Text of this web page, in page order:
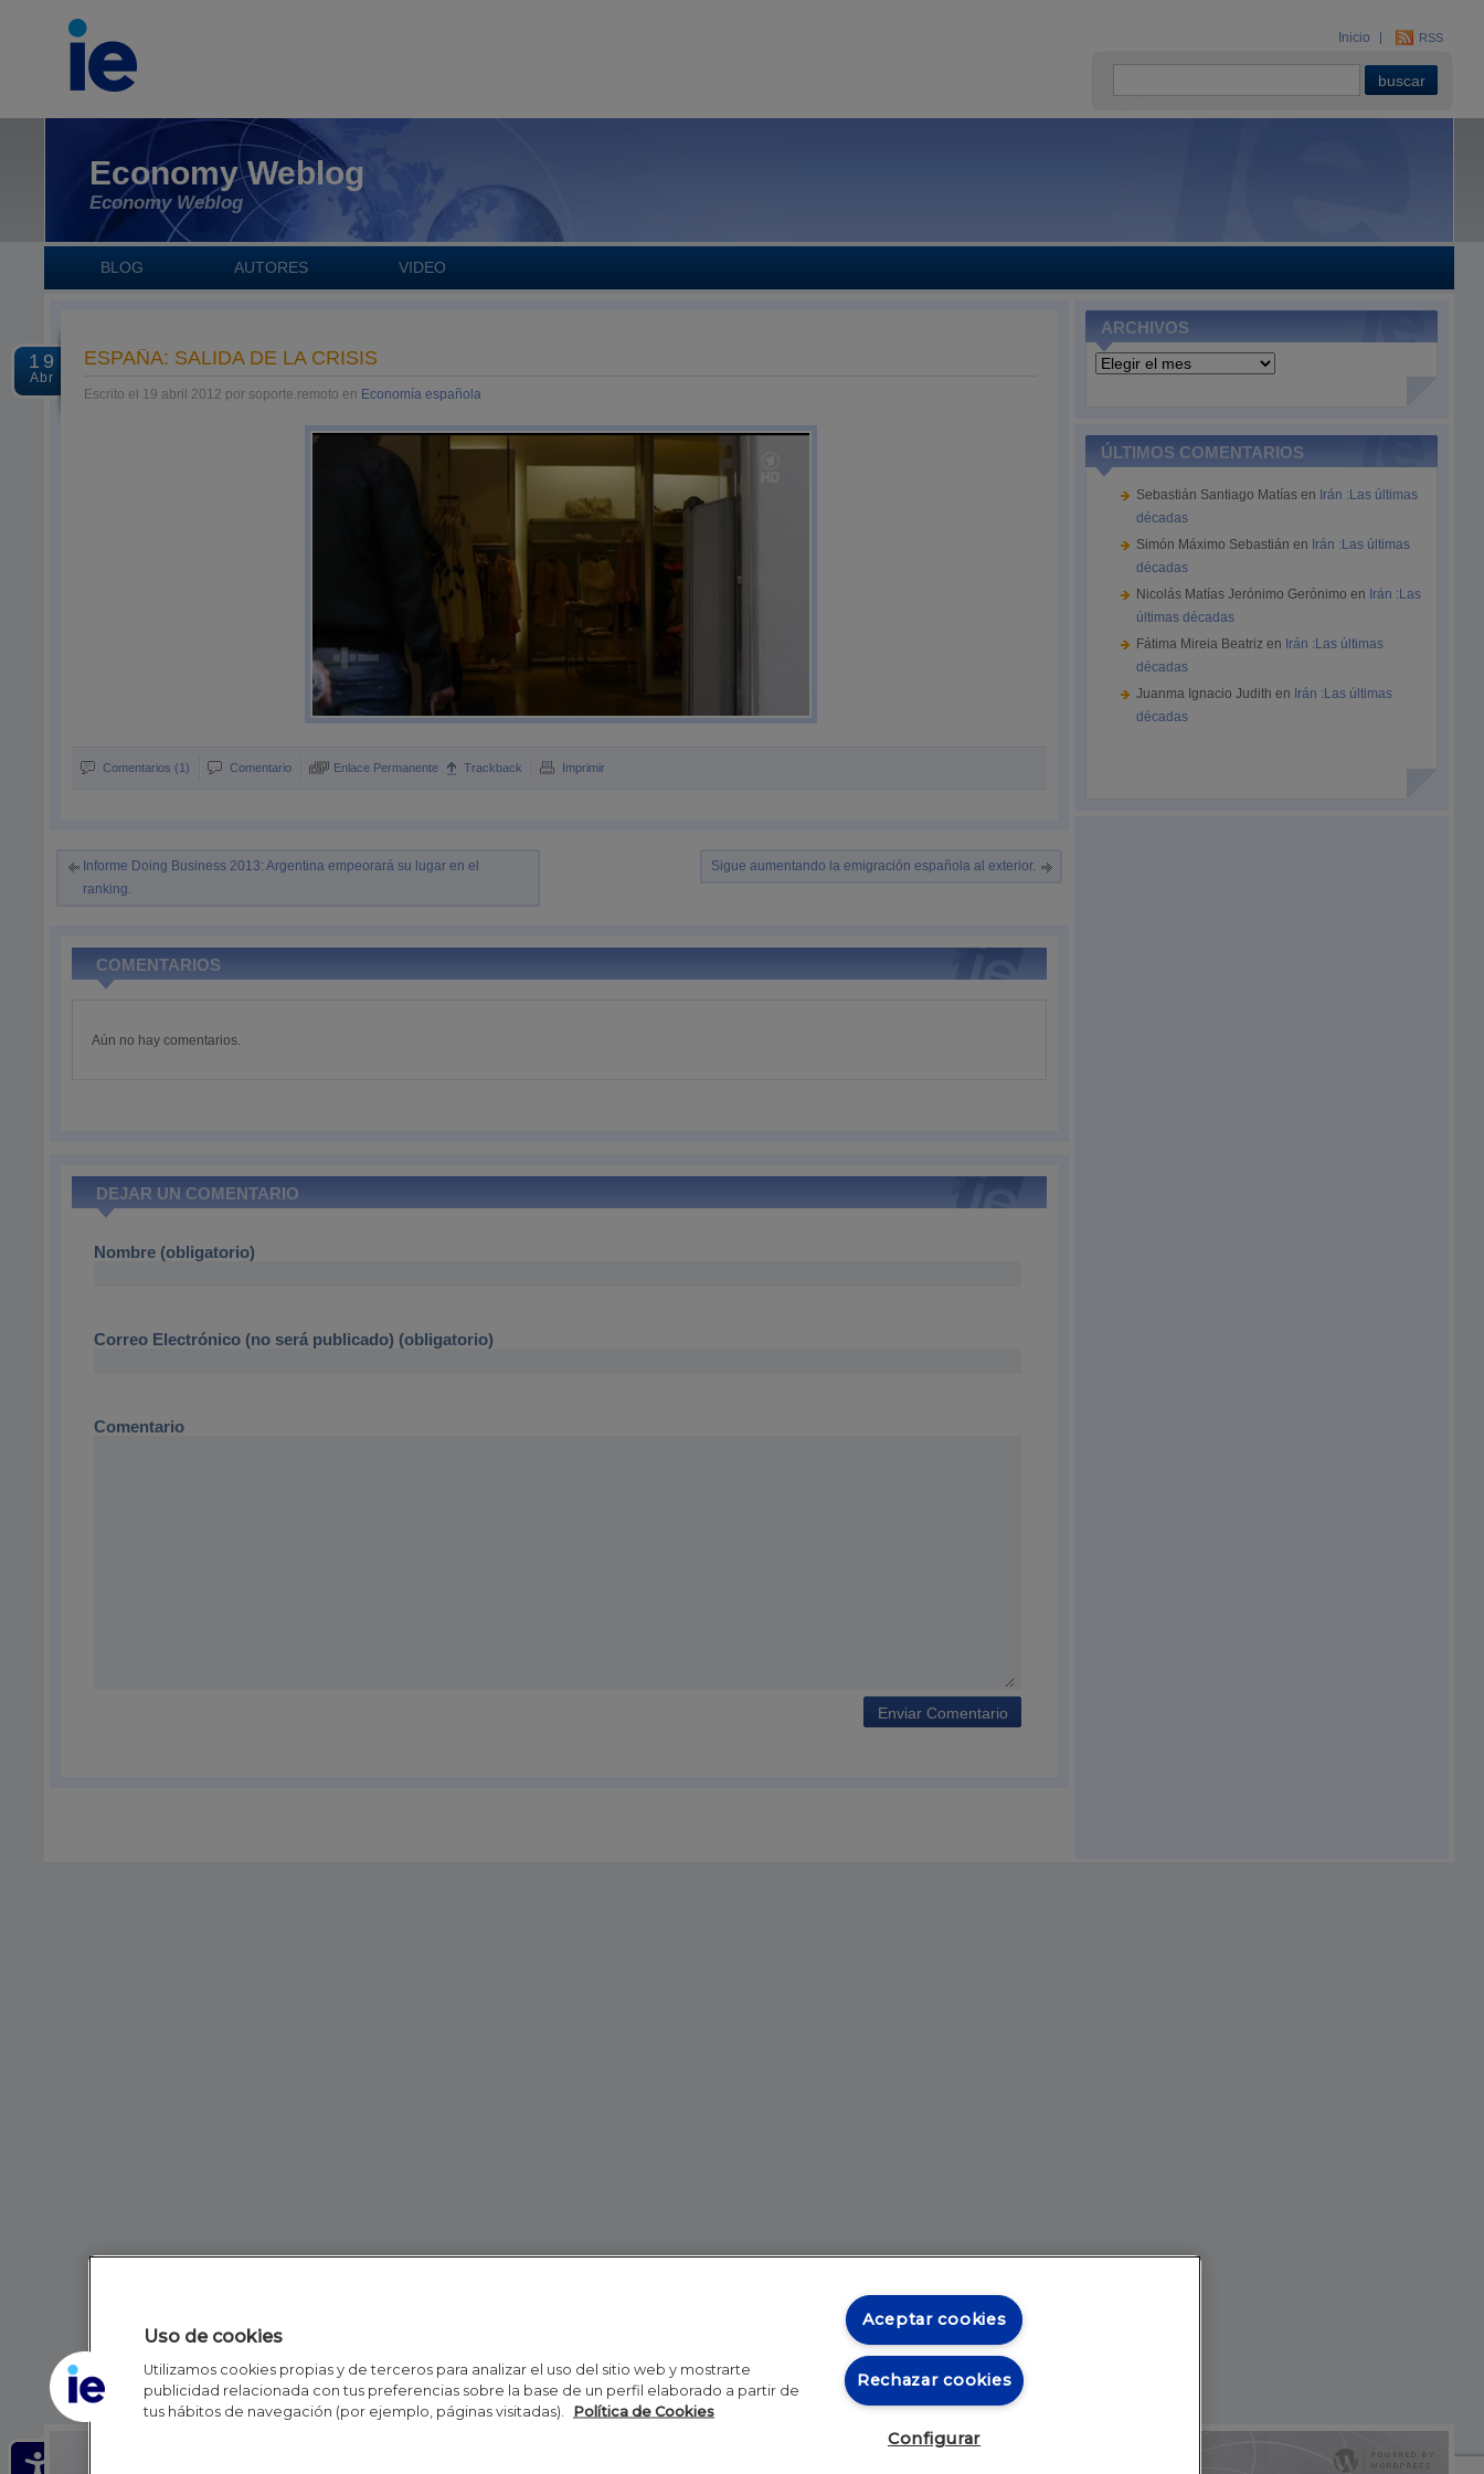
Inicio RSS
Economy Weblog
Economy Weblog
BLOG AUTORES VIDEO
19
Abr
ESPAÑA: SALIDA DE LA CRISIS
Escrito el 19 abril 2012 por soporte.remoto en Economía española
Comentarios (1) Comentario Enlace Permanente Trackback Imprimir
Informe Doing Business 2013: Argentina empeorará su lugar en el
ranking.
Sigue aumentando la emigración española al exterior.
COMENTARIOS
Aún no hay comentarios.
DEJAR UN COMENTARIO
Nombre (obligatorio)
Correo Electrónico (no será publicado) (obligatorio)
Comentario
ARCHIVOS
Archivos
ÚLTIMOS COMENTARIOS
Sebastián Santiago Matías en Irán :Las últimas
décadas
Simón Máximo Sebastián en Irán :Las últimas
décadas
Nicolás Matías Jerónimo Gerónimo en Irán :Las
últimas décadas
Fátima Mireia Beatriz en Irán :Las últimas
décadas
Juanma Ignacio Judith en Irán :Las últimas
décadas
Uso de cookies
Utilizamos cookies propias y de terceros para analizar el uso del sitio web y mostrarte
publicidad relacionada con tus preferencias sobre la base de un perfil elaborado a partir de
tus hábitos de navegación (por ejemplo, páginas visitadas).
Política de Cookies
Aceptar cookies
Rechazar cookies
Configurar